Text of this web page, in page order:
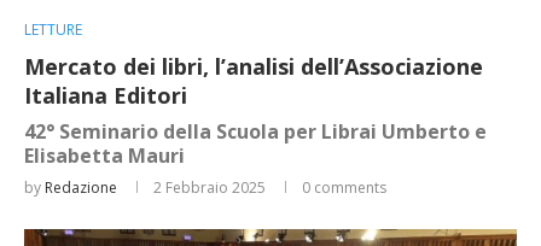
LETTURE
Mercato dei libri, l’analisi dell’Associazione
Italiana Editori
42° Seminario della Scuola per Librai Umberto e
Elisabetta Mauri
by Redazione 2 Febbraio 2025 0 comments